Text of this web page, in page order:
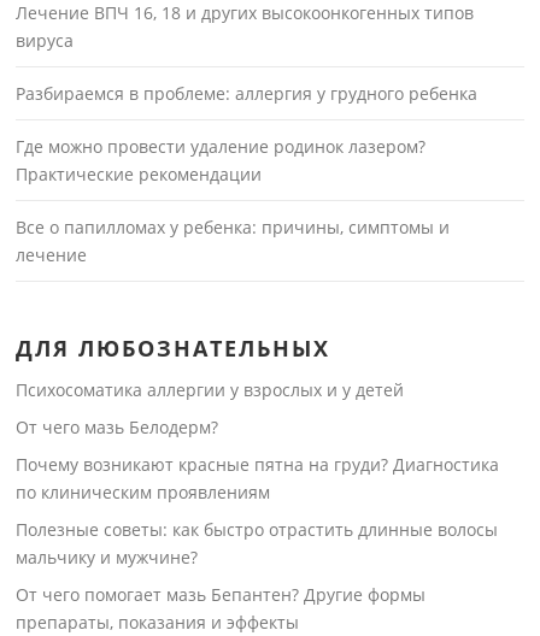
Лечение ВПЧ 16, 18 и других высокоонкогенных типов
вируса
Разбираемся в проблеме: аллергия у грудного ребенка
Где можно провести удаление родинок лазером?
Практические рекомендации
Все о папилломах у ребенка: причины, симптомы и
лечение
ДЛЯ ЛЮБОЗНАТЕЛЬНЫХ
Психосоматика аллергии у взрослых и у детей
От чего мазь Белодерм?
Почему возникают красные пятна на груди? Диагностика
по клиническим проявлениям
Полезные советы: как быстро отрастить длинные волосы
мальчику и мужчине?
От чего помогает мазь Бепантен? Другие формы
препараты, показания и эффекты